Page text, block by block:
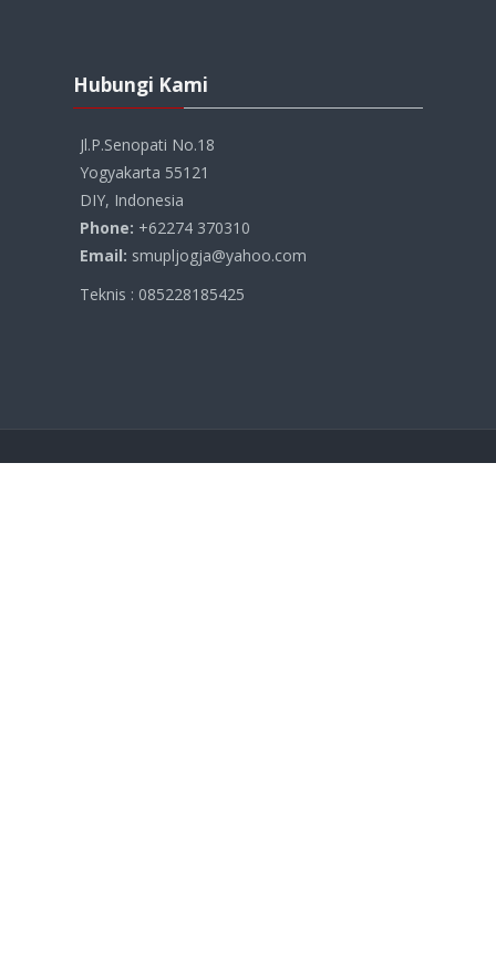
Hubungi
Hubungi Kami
Jl.P.Senopati No.18
Yogyakarta 55121
DIY, Indonesia
Phone: +62274 370310
Email: smupljogja@yahoo.com
Teknis : 085228185425